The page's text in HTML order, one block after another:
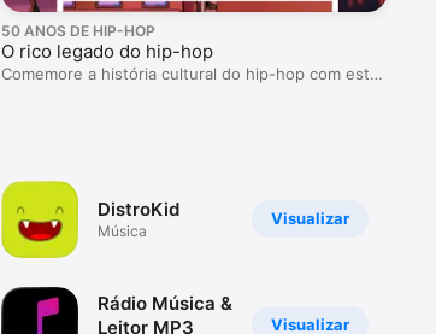
50 ANOS DE HIP-HOP
O rico legado do hip-hop
Comemore a história cultural do hip-hop com estes
Visualizar
DistroKid
Música
Visualizar
Rádio Música &
Leitor MP3